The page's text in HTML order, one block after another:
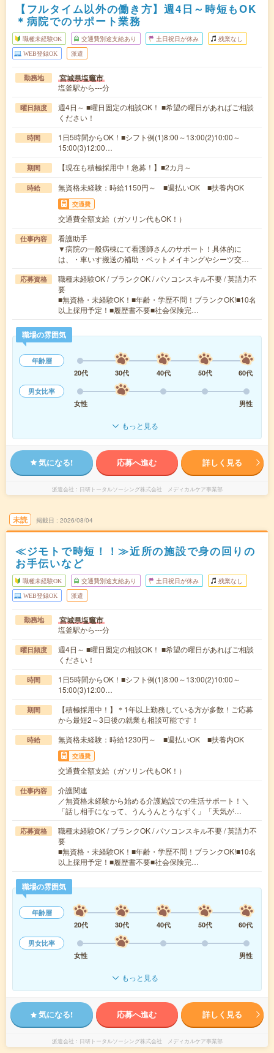
【フルタイム以外の働き方】週4日～時短もOK
＊病院でのサポート業務
職種未経験OK 交通費別途支給あり 土日祝日が休み 残業なし
WEB登録OK 派遣
勤務地 宮城県塩竈市
塩釜駅から---分
曜日頻度
週4日～ ■曜日固定の相談OK！ ■希望の曜日があればご相談
ください！
時間
1日5時間からOK！■シフト例(1)8:00～13:00(2)10:00～
15:00(3)12:00…
期間 【現在も積極採用中！急募！】■2カ月～
時給 無資格未経験：時給1150円～ ■週払いOK ■扶養内OK
交通費
交通費全額支給（ガソリン代もOK！）
仕事内容
看護助手
▼病院の一般病棟にて看護師さんのサポート！具体的に
は、・車いす搬送の補助・ベットメイキングやシーツ交…
応募資格
職種未経験OK / ブランクOK / パソコンスキル不要 / 英語力不
要
■無資格・未経験OK！■年齢・学歴不問！ブランクOK!■10名
以上採用予定！■履歴書不要■社会保険完…
職場の雰囲気
年齢層
20代
30代 40代 50代
60代
男女比率
女性
男性
もっと見る
気になる! 応募へ進む 詳しく見る
派遣会社 日研トータルソーシング株式会社 メディカルケア事業部
未読 掲載日 2026/08/04
≪ジモトで時短！！≫近所の施設で身の回りの
お手伝いなど
職種未経験OK 交通費別途支給あり 土日祝日が休み 残業なし
WEB登録OK 派遣
勤務地 宮城県塩竈市
塩釜駅から---分
曜日頻度
週4日～ ■曜日固定の相談OK！ ■希望の曜日があればご相談
ください！
時間
1日5時間からOK！■シフト例(1)8:00～13:00(2)10:00～
15:00(3)12:00…
期間
【積極採用中！】＊1年以上勤務している方が多数！ご応募
から最短2～3日後の就業も相談可能です！
時給 無資格未経験：時給1230円～ ■週払いOK ■扶養内OK
交通費
交通費全額支給（ガソリン代もOK！）
仕事内容
介護関連
／無資格未経験から始める介護施設での生活サポート！＼
「話し相手になって、うんうんとうなずく」「天気が…
応募資格
職種未経験OK / ブランクOK / パソコンスキル不要 / 英語力不
要
■無資格・未経験OK！■年齢・学歴不問！ブランクOK!■10名
以上採用予定！■履歴書不要■社会保険完…
職場の雰囲気
年齢層
20代
30代 40代 50代
60代
男女比率
女性
男性
もっと見る
気になる! 応募へ進む 詳しく見る
派遣会社 日研トータルソーシング株式会社 メディカルケア事業部